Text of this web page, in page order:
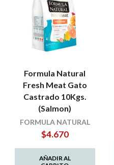
Formula Natural
Fresh Meat Gato
Castrado 10Kgs.
(Salmon)
FORMULA NATURAL
$4.670
AÑADIR AL